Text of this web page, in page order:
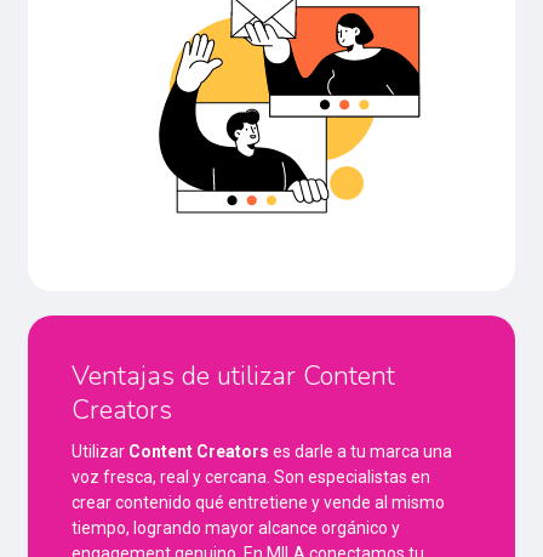
Ventajas de utilizar Content
Creators
Utilizar Content Creators es darle a tu marca una
voz fresca, real y cercana. Son especialistas en
crear contenido qué entretiene y vende al mismo
tiempo, logrando mayor alcance orgánico y
engagement genuino. En MILA conectamos tu